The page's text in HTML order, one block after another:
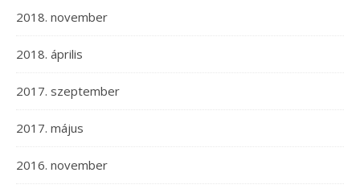
2018. november
2018. április
2017. szeptember
2017. május
2016. november